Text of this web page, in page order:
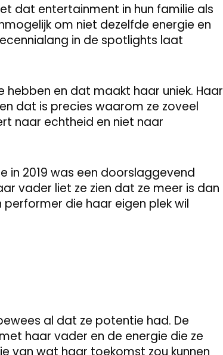
dat entertainment in hun familie als
om niet dezelfde energie en
in de spotlights laat
hebben en dat maakt haar uniek. Haar
dat is precies waarom ze zoveel
naar echtheid en niet naar
in 2019 was een doorslaggevend
vader liet ze zien dat ze meer is dan
die haar eigen plek wil
al dat ze potentie had. De
haar vader en de energie die ze
van wat haar toekomst zou kunnen